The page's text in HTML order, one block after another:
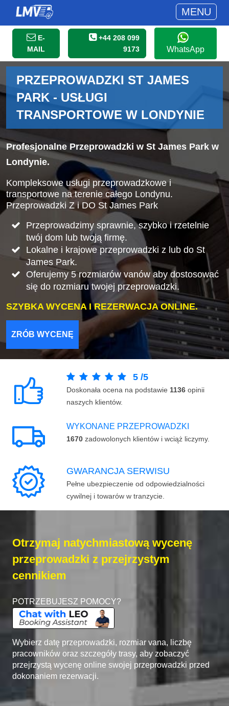
MENU
E-
MAIL
+44 208 099
9173
WhatsApp
PRZEPROWADZKI ST JAMES
PARK - USŁUGI
TRANSPORTOWE W LONDYNIE
Profesjonalne Przeprowadzki w St James Park w
Londynie.
Kompleksowe usługi przeprowadzkowe i
transportowe na terenie całego Londynu.
Przeprowadzki Z i DO St James Park
Przeprowadzimy sprawnie, szybko i rzetelnie
twój dom lub twoją firmę.
Lokalne i krajowe przeprowadzki z lub do St
James Park.
Oferujemy 5 rozmiarów vanów aby dostosować
się do rozmiaru twojej przeprowadzki.
SZYBKA WYCENA I REZERWACJA ONLINE.
ZRÓB WYCENĘ
5 /5
Doskonała ocena na podstawie 1136 opinii
naszych klientów.
WYKONANE PRZEPROWADZKI
1670 zadowolonych klientów i wciąż liczymy.
GWARANCJA SERWISU
Pełne ubezpieczenie od odpowiedzialności
cywilnej i towarów w tranzycie.
Otrzymaj natychmiastową wycenę
przeprowadzki z przejrzystym
cennikiem
POTRZEBUJESZ POMOCY?
Wybierz datę przeprowadzki, rozmiar vana, liczbę
pracowników oraz szczegóły trasy, aby zobaczyć
przejrzystą wycenę online swojej przeprowadzki przed
dokonaniem rezerwacji.